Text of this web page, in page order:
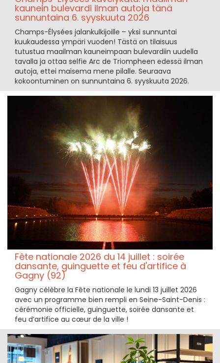
kaunein bulevardi ilman autoja tänä
sunnuntaina 6. syyskuuta 2026
Champs-Élysées jalankulkijoille – yksi sunnuntai
kuukaudessa ympäri vuoden! Tästä on tilaisuus
tutustua maailman kauneimpaan bulevardiin uudella
tavalla ja ottaa selfie Arc de Triompheen edessä ilman
autoja, ettei maisema mene pilalle. Seuraava
kokoontuminen on sunnuntaina 6. syyskuuta 2026.
Fête nationale 2026 du 14 juillet : soirée
dansante, guinguette et feu d'artifice à
Gagny (92)
Gagny célèbre la Fête nationale le lundi 13 juillet 2026
avec un programme bien rempli en Seine-Saint-Denis :
cérémonie officielle, guinguette, soirée dansante et
feu d’artifice au cœur de la ville !